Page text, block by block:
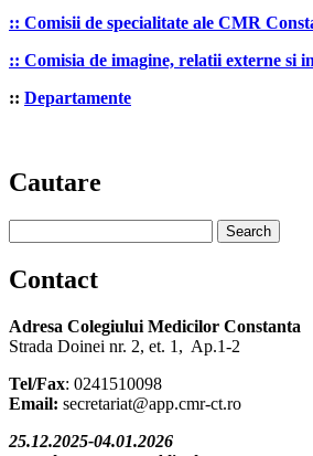
:: Comisii de specialitate ale CMR
:: Comisia de imagine, relatii externe si
:: Departamente
Cautare
Contact
Adresa Colegiului Medicilor Constanta
Strada Doinei nr. 2, et. 1, Ap.1-2
Tel/Fax: 0241510098
Email: secretariat@app.cmr-ct.ro
25.12.2025-04.01.2026